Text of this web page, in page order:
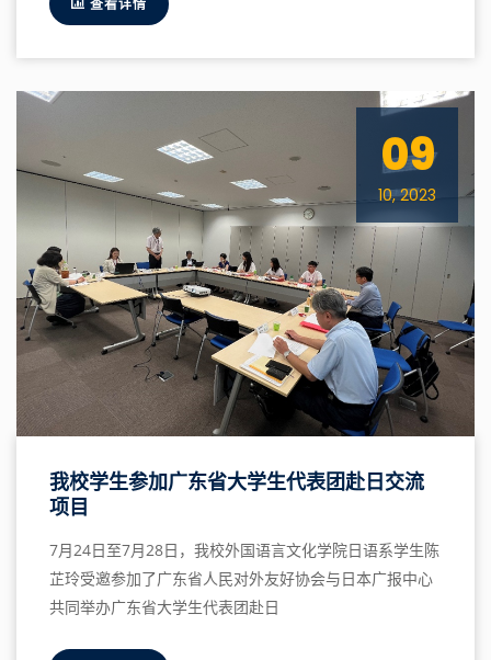
查看详情
09
10, 2023
我校学生参加广东省大学生代表团赴日交流
项目
7月24日至7月28日，我校外国语言文化学院日语系学生陈
芷玲受邀参加了广东省人民对外友好协会与日本广报中心
共同举办广东省大学生代表团赴日